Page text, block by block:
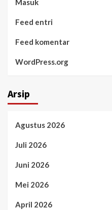
Masuk
Feed entri
Feed komentar
WordPress.org
Arsip
Agustus 2026
Juli 2026
Juni 2026
Mei 2026
April 2026